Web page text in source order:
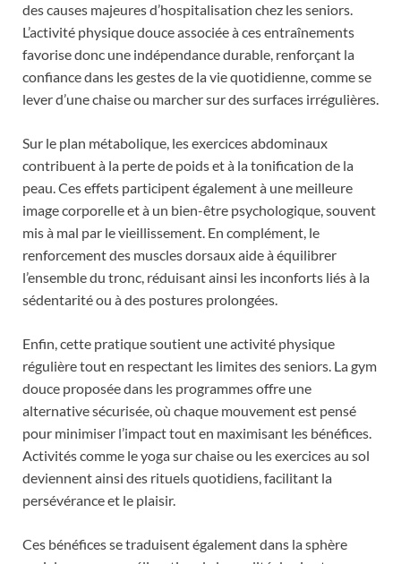
des causes majeures d’hospitalisation chez les seniors.
L’activité physique douce associée à ces entraînements
favorise donc une indépendance durable, renforçant la
confiance dans les gestes de la vie quotidienne, comme se
lever d’une chaise ou marcher sur des surfaces irrégulières.
Sur le plan métabolique, les exercices abdominaux
contribuent à la perte de poids et à la tonification de la
peau. Ces effets participent également à une meilleure
image corporelle et à un bien-être psychologique, souvent
mis à mal par le vieillissement. En complément, le
renforcement des muscles dorsaux aide à équilibrer
l’ensemble du tronc, réduisant ainsi les inconforts liés à la
sédentarité ou à des postures prolongées.
Enfin, cette pratique soutient une activité physique
régulière tout en respectant les limites des seniors. La gym
douce proposée dans les programmes offre une
alternative sécurisée, où chaque mouvement est pensé
pour minimiser l’impact tout en maximisant les bénéfices.
Activités comme le yoga sur chaise ou les exercices au sol
deviennent ainsi des rituels quotidiens, facilitant la
persévérance et le plaisir.
Ces bénéfices se traduisent également dans la sphère